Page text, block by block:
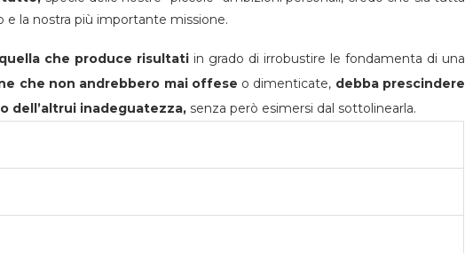
e la nostra più importante missione.
che produce risultati in grado di irrobustire le fondamenta di una
che non andrebbero mai offese o dimenticate, debba prescindere
dell’altrui inadeguatezza, senza però esimersi dal sottolinearla.